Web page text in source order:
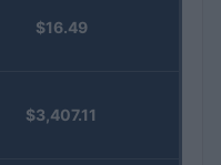
$16.49
$3,407.11